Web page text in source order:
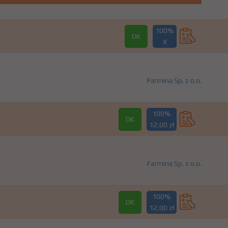
DK
100%
X
Farmina Sp. z o.o.
DK
100%
12,00 zł
Farmina Sp. z o.o.
DK
100%
12,00 zł